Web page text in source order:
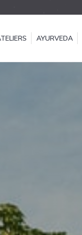
AYURVEDA